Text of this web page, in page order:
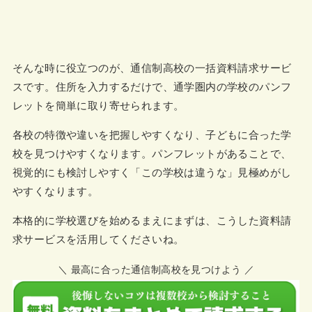
そんな時に役立つのが、通信制高校の一括資料請求サービ
スです。住所を入力するだけで、通学圏内の学校のパンフ
レットを簡単に取り寄せられます。
各校の特徴や違いを把握しやすくなり、子どもに合った学
校を見つけやすくなります。パンフレットがあることで、
視覚的にも検討しやすく「この学校は違うな」見極めがし
やすくなります。
本格的に学校選びを始めるまえにまずは、こうした資料請
求サービスを活用してくださいね。
＼ 最高に合った通信制高校を見つけよう ／